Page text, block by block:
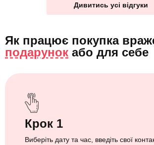
Дивитись усі відгуки
Як працює покупка
подарунок або для себе
Крок 1
Виберіть дату та час, введіть свої